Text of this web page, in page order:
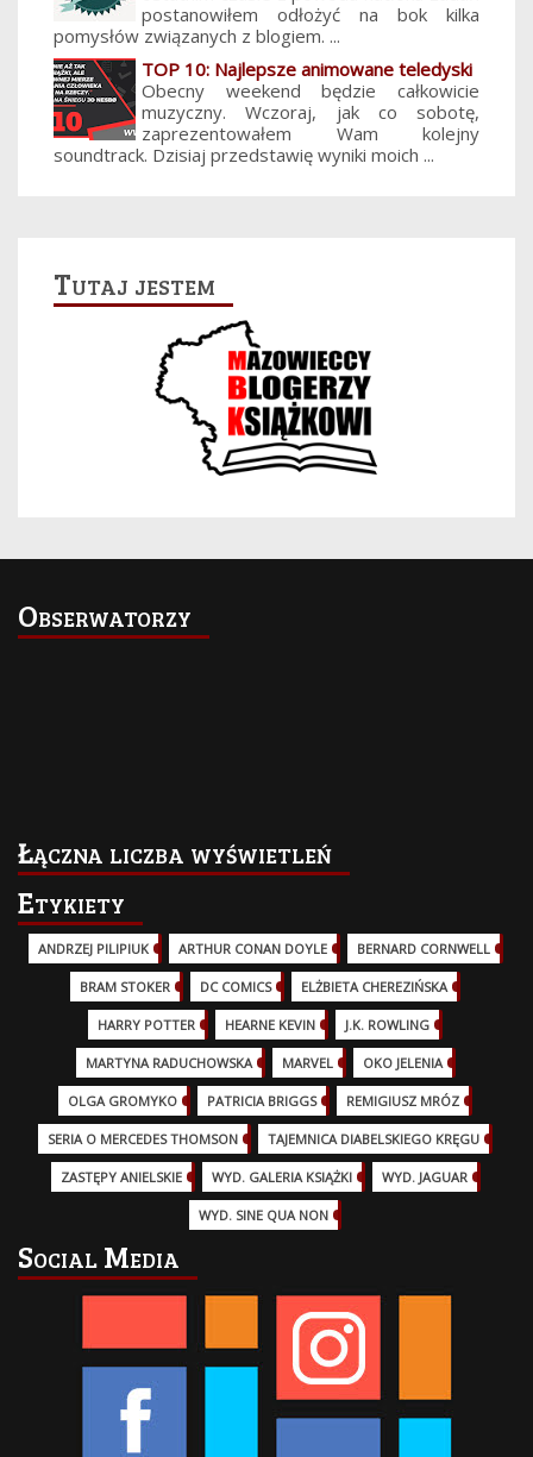
postanowiłem odłożyć na bok kilka
pomysłów związanych z blogiem. ...
TOP 10: Najlepsze animowane teledyski
Obecny weekend będzie całkowicie
muzyczny. Wczoraj, jak co sobotę,
zaprezentowałem Wam kolejny
soundtrack. Dzisiaj przedstawię wyniki moich ...
Tutaj jestem
Obserwatorzy
Łączna liczba wyświetleń
Etykiety
ANDRZEJ PILIPIUK (29)ARTHUR CONAN DOYLE BERNARD CORNWELL
BRAM STOKER DC COMICS (17)ELŻBIETA CHEREZIŃSKA
HARRY POTTER (13)HEARNE KEVIN J.K. ROWLING
MARTYNA RADUCHOWSKA MARVEL (32)OKO JELENIA
OLGA GROMYKO PATRICIA BRIGGS (12)REMIGIUSZ MRÓZ
SERIA O MERCEDES THOMSON (11)TAJEMNICA DIABELSKIEGO KRĘGU
ZASTĘPY ANIELSKIE WYD. GALERIA KSIĄŻKI WYD. JAGUAR
WYD. SINE QUA NON
Social Media